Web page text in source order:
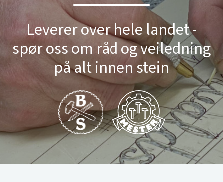
Leverer over hele landet -
spør oss om råd og veiledning
på alt innen stein